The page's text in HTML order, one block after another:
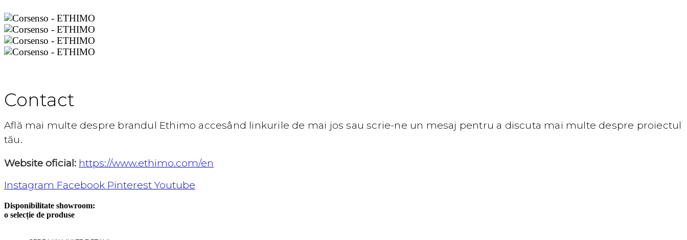
Contact
Află mai multe despre brandul Ethimo accesând linkurile de mai jos sau scrie-ne un mesaj pentru a discuta mai multe despre proiectul
tău.
Website oficial: https://www.ethimo.com/en
Instagram Facebook Pinterest Youtube
Disponibilitate showroom:
o selecție de produse